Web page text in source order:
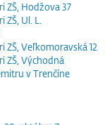
ZŠ, Hodžova 37
Ul. L.
ZŠ, Veľkomoravská 12
ZŠ, Východná
v Trenčíne